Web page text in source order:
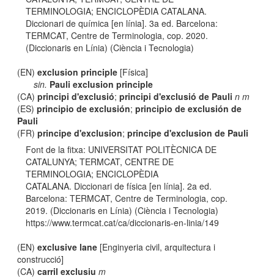
TERMINOLOGIA; ENCICLOPÈDIA CATALANA.
Diccionari de química [en línia]. 3a ed. Barcelona:
TERMCAT, Centre de Terminologia, cop. 2020.
(Diccionaris en Línia) (Ciència i Tecnologia)
(EN)exclusion principle [Física]
sin. Pauli exclusion principle
(CA)principi d'exclusió;principi d'exclusió de Pauli n m
(ES)principio de exclusión;principio de exclusión de
Pauli
(FR)principe d'exclusion;principe d'exclusion de Pauli
Font de la fitxa: UNIVERSITAT POLITÈCNICA DE
CATALUNYA; TERMCAT, CENTRE DE
TERMINOLOGIA; ENCICLOPÈDIA
CATALANA. Diccionari de física [en línia]. 2a ed.
Barcelona: TERMCAT, Centre de Terminologia, cop.
2019. (Diccionaris en Línia) (Ciència i Tecnologia)
https://www.termcat.cat/ca/diccionaris-en-linia/149
(EN)exclusive lane [Enginyeria civil, arquitectura i
construcció]
(CA)carril exclusiu m